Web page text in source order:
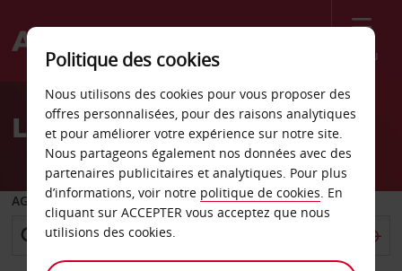
Menu
Welcome
AvisLocation de voiture York
AGENCE DE DÉPART
Politique des cookies
Nous utilisons des cookies pour vous proposer des
offres personnalisées, pour des raisons analytiques
et pour améliorer votre expérience sur notre site.
Nous partageons également nos données avec des
partenaires publicitaires et analytiques. Pour plus
d’informations, voir notre politique de cookies. En
cliquant sur ACCEPTER vous acceptez que nous
utilisions des cookies.